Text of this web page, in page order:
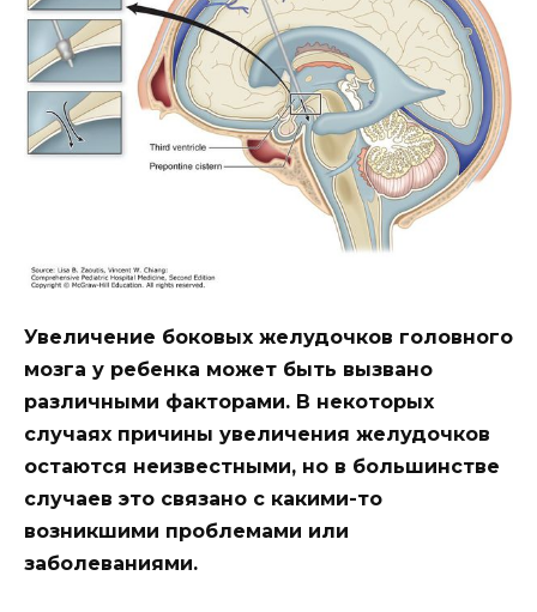
Увеличение боковых желудочков головного
мозга у ребенка может быть вызвано
различными факторами. В некоторых
случаях причины увеличения желудочков
остаются неизвестными, но в большинстве
случаев это связано с какими-то
возникшими проблемами или
заболеваниями.